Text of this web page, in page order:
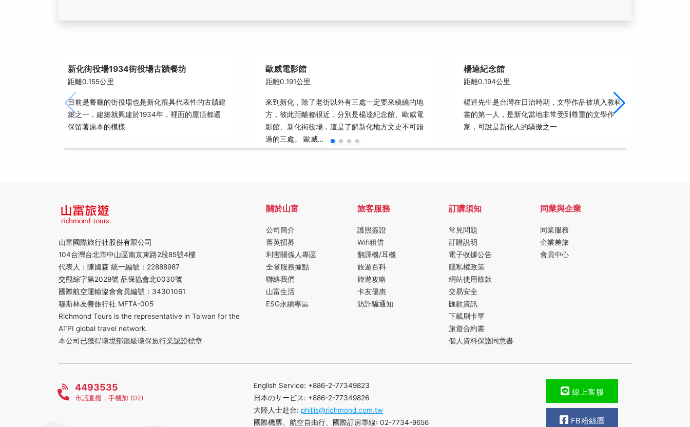
新化街役場1934街役場古蹟餐坊
距離0.155公里
目前是餐廳的街役場也是新化很具代表性的古蹟建
築之一，建築就興建於1934年，裡面的屋頂都還
保留著原本的模樣
歐威電影館
距離0.191公里
來到新化，除了老街以外有三處一定要來繞繞的地
方，彼此距離都很近，分別是楊逵紀念館、歐威電
影館、新化街役場，這是了解新化地方文史不可錯
過的三處。 歐威…
楊逵紀念館
距離0.194公里
楊逵先生是台灣在日治時期，文學作品被填入教科
書的第一人，是新化當地非常受到尊重的文學作
家，可說是新化人的驕傲之一
山富國際旅行社股份有限公司
104台灣台北市中山區南京東路2段85號4樓
代表人：陳國森 統一編號：22888987
交觀綜字第2029號 品保協會北0030號
國際航空運輸協會會員編號：34301061
穆斯林友善旅行社 MFTA-005
Richmond Tours is the representative in Taiwan for the
ATPI global travel network.
本公司已獲得環境部銀級環保旅行業認證標章
關於山富
公司簡介
菁英招募
利害關係人專區
全省服務據點
聯絡我們
山富生活
ESG永續專區
旅客服務
護照簽證
Wifi租借
翻譯機/耳機
旅遊百科
旅遊攻略
卡友優惠
防詐騙通知
訂購須知
常見問題
訂購說明
電子收據公告
隱私權政策
網站使用條款
交易安全
匯款資訊
下載刷卡單
旅遊合約書
個人資料保護同意書
同業與企業
同業服務
企業差旅
會員中心
4493535
市話直撥，手機加 (02)
English Service: +886-2-77349823
日本のサービス: +886-2-77349826
大陸人士赴台: phillis@richmond.com.tw
國際機票、航空自由行、國際訂房專線: 02-7734-9656
線上客服
FB粉絲團